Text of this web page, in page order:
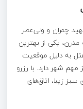
چمران و ولی‌عصر
مدرن، یکی از بهترین
به دلیل موقعیت
شهر دارد. با رزرو
زیبا، اتاق‌های